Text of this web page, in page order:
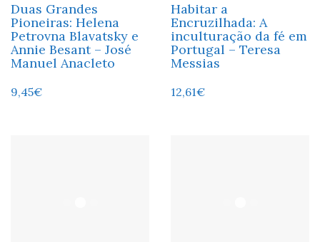
Duas Grandes
Pioneiras: Helena
Petrovna Blavatsky e
Annie Besant – José
Manuel Anacleto
9,45€
Habitar a
Encruzilhada: A
inculturação da fé em
Portugal – Teresa
Messias
12,61€